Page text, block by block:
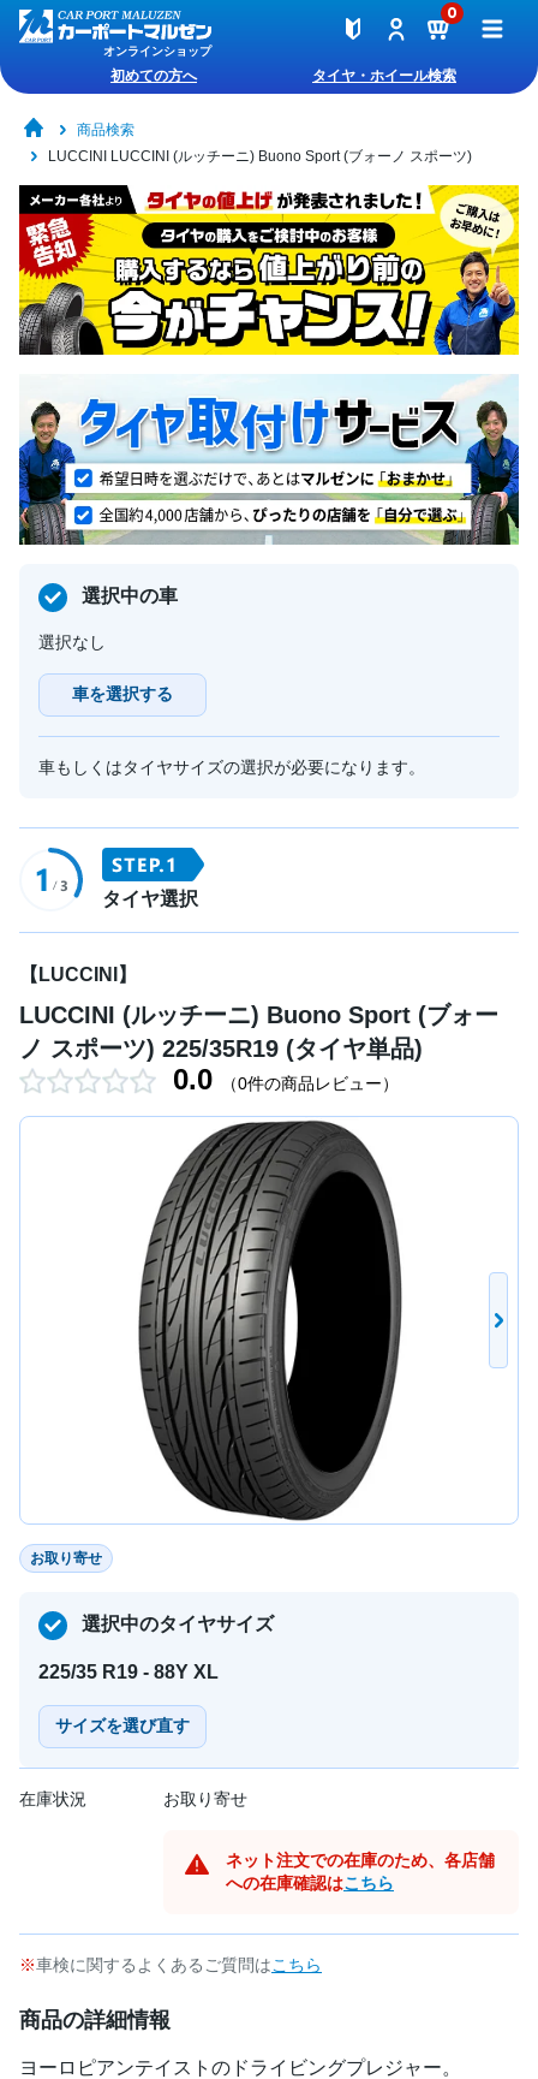
オンラインショップ
0
初めての方へ タイヤ・ホイール検索
商品検索
LUCCINI LUCCINI (ルッチーニ) Buono Sport (ブォーノ スポーツ)
選択中の車
選択なし
車を選択する
車もしくはタイヤサイズの選択が必要になります。
タイヤ選択
【LUCCINI】
LUCCINI (ルッチーニ) Buono Sport (ブォー
ノ スポーツ) 225/35R19 (タイヤ単品)
0.0 （0件の商品レビュー）
お取り寄せ
選択中のタイヤサイズ
225/35 R19 - 88Y XL
サイズを選び直す
在庫状況 お取り寄せ
ネット注文での在庫のため、各店舗
への在庫確認はこちら
車検に関するよくあるご質問はこちら
商品の詳細情報
ヨーロピアンテイストのドライビングプレジャー。